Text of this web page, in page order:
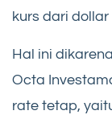
kurs dari dollar
Hal ini
Octa
rate tetap,